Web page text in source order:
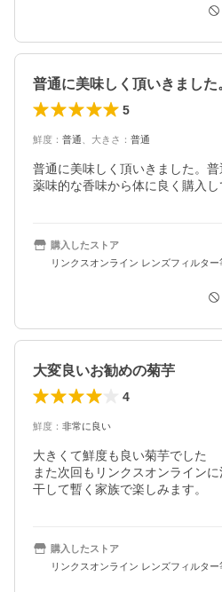
5
鮮度 ： 普通 大きさ ： 普通
普通に美味しく頂いきました。普
薬味的な香味から体に良く購入し
購入したストア
リンクスオンライン レンズフィルタ
大変良いお勧めの菊芋
4
鮮度 ： 非常に良い
大きくて鮮度も良い菊芋でした
また次回もリンクスオンラインに
干して暫く家族で楽しみます。
購入したストア
リンクスオンライン レンズフィルタ